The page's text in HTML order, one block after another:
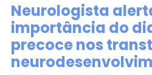
Neurologista
importância do
precoce nos